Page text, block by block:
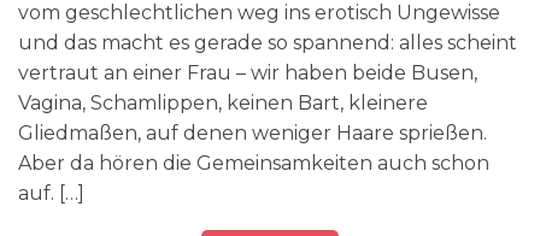
vom geschlechtlichen weg ins erotisch Ungewisse
und das macht es gerade so spannend: alles scheint
vertraut an einer Frau – wir haben beide Busen,
Vagina, Schamlippen, keinen Bart, kleinere
Gliedmaßen, auf denen weniger Haare sprießen.
Aber da hören die Gemeinsamkeiten auch schon
auf. […]